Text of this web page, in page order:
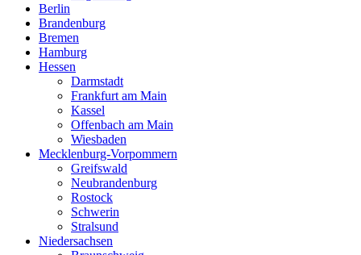
Berlin
Brandenburg
Bremen
Hamburg
Hessen
Darmstadt
Frankfurt am Main
Kassel
Offenbach am Main
Wiesbaden
Mecklenburg-Vorpommern
Greifswald
Neubrandenburg
Rostock
Schwerin
Stralsund
Niedersachsen